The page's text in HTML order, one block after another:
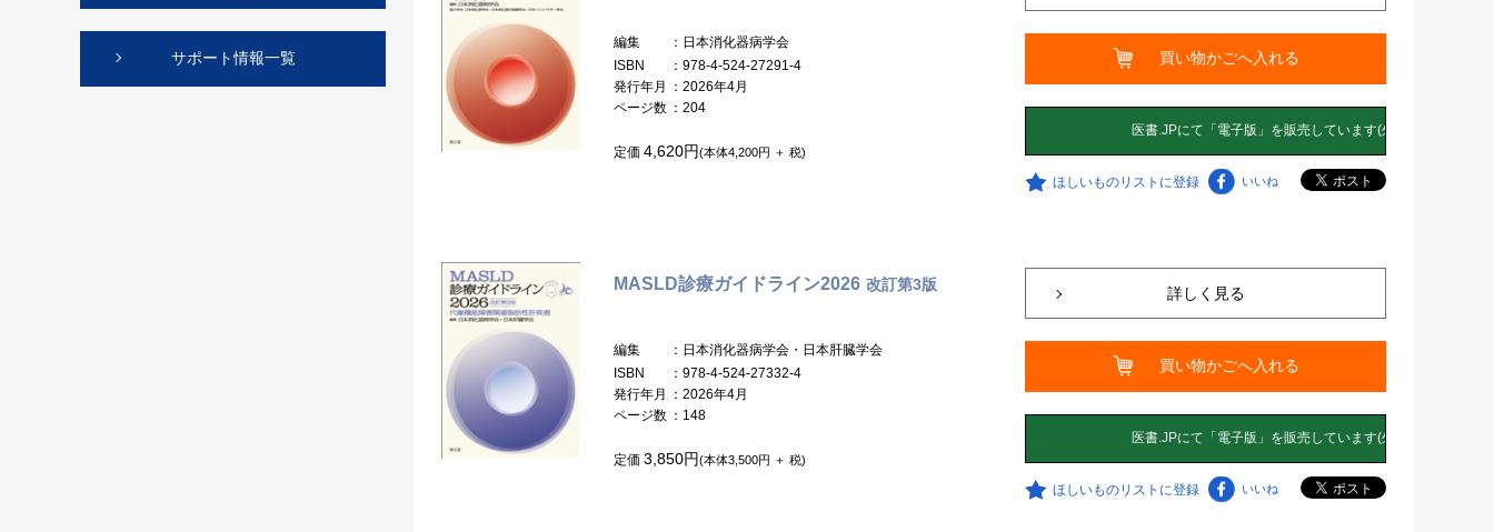
編集
：日本消化器病学会
ISBN
：978-4-524-27291-4
発行年月
：2026年4月
ページ数 ：204
定価 4,620円(本体4,200円 ＋ 税)
買い物かごへ入れる
ほしいものリストに登録 いいね
MASLD診療ガイドライン2026 改訂第3版
編集
：日本消化器病学会・日本肝臓学会
ISBN
：978-4-524-27332-4
発行年月
：2026年4月
ページ数 ：148
定価 3,850円(本体3,500円 ＋ 税)
詳しく見る
買い物かごへ入れる
ほしいものリストに登録 いいね
サポート情報一覧